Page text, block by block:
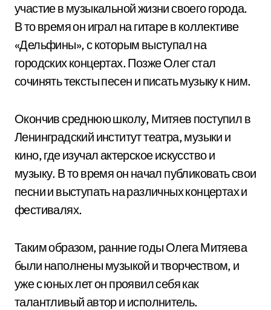
участие в музыкальной жизни своего города.
В то время он играл на гитаре в коллективе
«Дельфины», с которым выступал на
городских концертах. Позже Олег стал
сочинять тексты песен и писать музыку к ним.
Окончив среднюю школу, Митяев поступил в
Ленинградский институт театра, музыки и
кино, где изучал актерское искусство и
музыку. В то время он начал публиковать свои
песни и выступать на различных концертах и
фестивалях.
Таким образом, ранние годы Олега Митяева
были наполнены музыкой и творчеством, и
уже с юных лет он проявил себя как
талантливый автор и исполнитель.